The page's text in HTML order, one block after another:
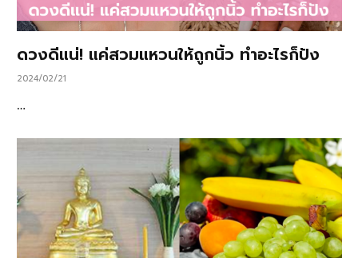
ดวงดีแน่! แค่สวมแหวนให้ถูกนิ้ว ทำอะไรก็ปัง
2024/02/21
…